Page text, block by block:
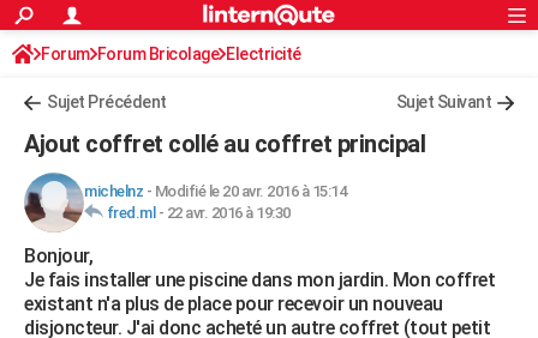
ACTUALITÉS
Politique
Société
Faits Divers
Education
Monde
Villes
+
FINANCE
Retraite
Impôts
Epargne
Immobilier
Risques naturels par ville
Banque
Assurance
Crédit
AUTO
Essais
Réserver un essai
Citadines
Berlines
SUV
Forum auto
+HIGH-TECH
Mobiles
Meilleur smartphone
Internet
Ordinateurs
Jeux vidéo
Guide high-tech
+BRICOLAGE
S'inscrire
Connexion
Forum Forum Bricolage Electricité
Sujet Précédent Sujet Suivant
Ajout coffret collé au coffret principal
michelnz - Modifié le 20 avr. 2016 à 15:14
fred.ml - 22 avr. 2016 à 19:30
Bonjour,
Je fais installer une piscine dans mon jardin. Mon coffret
existant n'a plus de place pour recevoir un nouveau
disjoncteur. J'ai donc acheté un autre coffret (tout petit